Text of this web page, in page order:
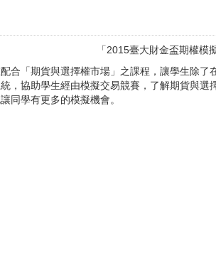
「2015臺大財金盃期權模
合「期貨與選擇權市場」之課程，讓學生除
，協助學生經由模擬交易競賽，了解期貨與
同學有更多的模擬機會。